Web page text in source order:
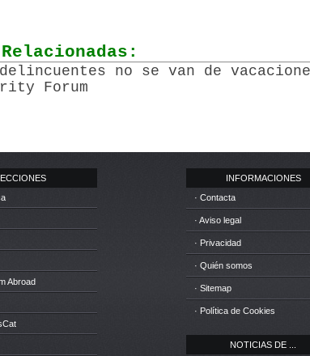
no se van de
Forum
Abroad
INFORMACIONES
· Contacta
· Aviso legal
· Privacidad
· Quién somos
· Sitemap
· Política de Cookies
NOTICIAS DE ...